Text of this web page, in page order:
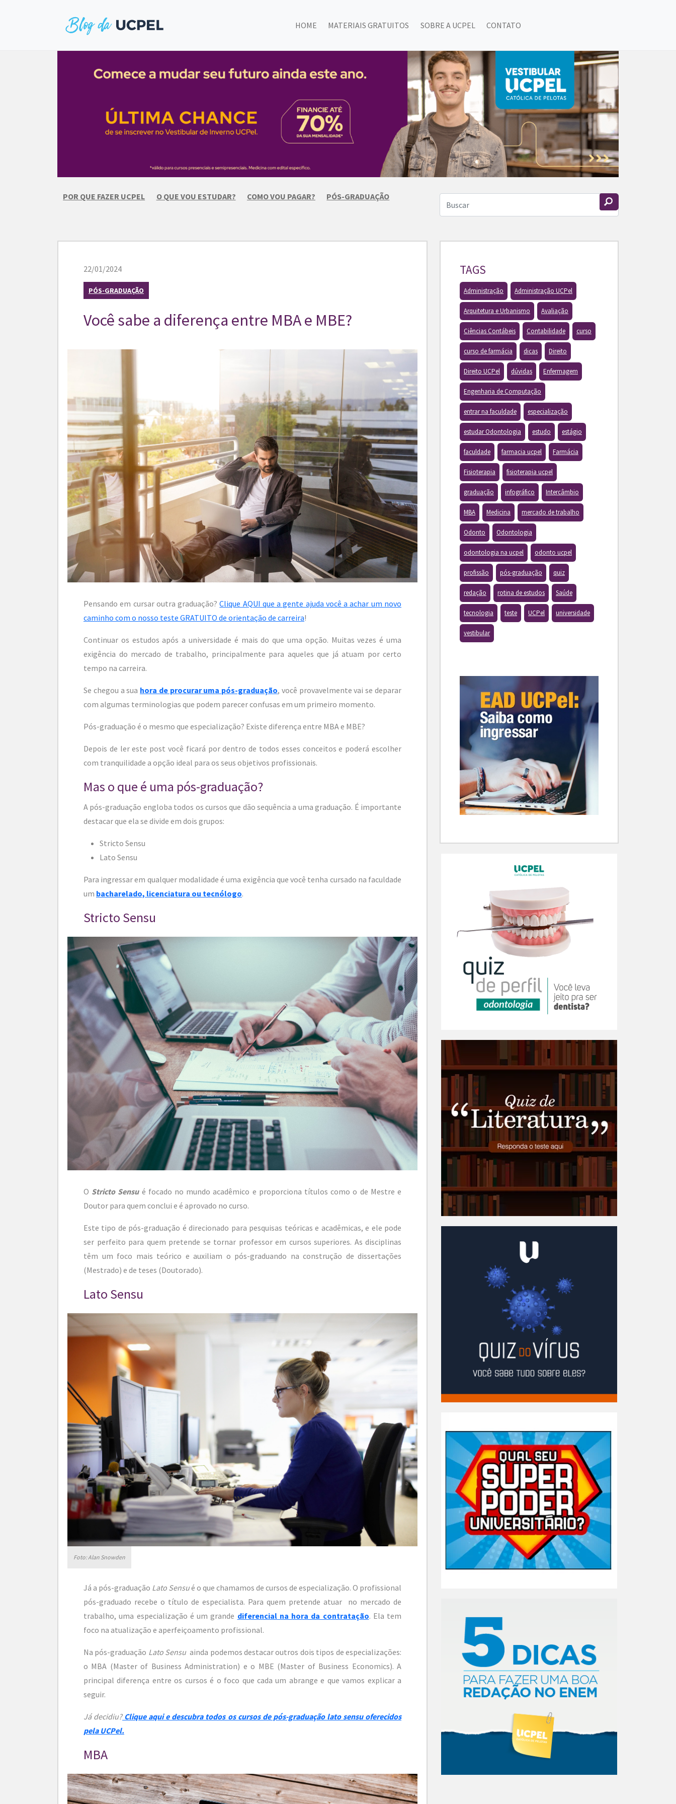
HOME MATERIAIS GRATUITOS SOBRE A UCPEL CONTATO
POR QUE FAZER UCPEL O QUE VOU ESTUDAR? COMO VOU PAGAR? PÓS-GRADUAÇÃO
22/01/2024
PÓS-GRADUAÇÃO
Você sabe a diferença entre MBA e MBE?
Pensando em cursar outra graduação?Clique AQUI que a gente ajuda você a achar um novo
caminho com o nosso teste GRATUITO de orientação de carreira!
Continuar os estudos após a universidade é mais do que uma opção. Muitas vezes é uma
exigência do mercado de trabalho, principalmente para aqueles que já atuam por certo
tempo na carreira.
Se chegou a sua hora de procurar uma pós-graduação, você provavelmente vai se deparar
com algumas terminologias que podem parecer confusas em um primeiro momento.
Pós-graduação é o mesmo que especialização? Existe diferença entre MBA e MBE?
Depois de ler este post você ficará por dentro de todos esses conceitos e poderá escolher
com tranquilidade a opção ideal para os seus objetivos profissionais.
Mas o que é uma pós-graduação?
A pós-graduação engloba todos os cursos que dão sequência a uma graduação. É importante
destacar que ela se divide em dois grupos:
Stricto Sensu
Lato Sensu
Para ingressar em qualquer modalidade é uma exigência que você tenha cursado na faculdade
um bacharelado, licenciatura ou tecnólogo.
Stricto Sensu
O Stricto Sensu é focado no mundo acadêmico e proporciona títulos como o de Mestre e
Doutor para quem conclui e é aprovado no curso.
Este tipo de pós-graduação é direcionado para pesquisas teóricas e acadêmicas, e ele pode
ser perfeito para quem pretende se tornar professor em cursos superiores. As disciplinas
têm um foco mais teórico e auxiliam o pós-graduando na construção de dissertações
(Mestrado) e de teses (Doutorado).
Lato Sensu
Foto: Alan Snowden
Já a pós-graduação Lato Sensué o que chamamos de cursos de especialização. O profissional
pós-graduado recebe o título de especialista. Para quem pretende atuar no mercado de
trabalho, uma especialização é um grande diferencial na hora da contratação. Ela tem
foco na atualização e aperfeiçoamento profissional.
Na pós-graduação Lato Sensu ainda podemos destacar outros dois tipos de especializações:
o MBA (Master of Business Administration) e o MBE (Master of Business Economics). A
principal diferença entre os cursos é o foco que cada um abrange e que vamos explicar a
seguir.
Já decidiu?Clique aqui e descubra todos os cursos de pós-graduação lato sensu oferecidos
pela UCPel.
MBA
TAGS
Administração Administração UCPel
Arquitetura e Urbanismo Avaliação
Ciências Contábeis Contabilidade curso
curso de farmácia dicas Direito
Direito UCPel dúvidas Enfermagem
Engenharia de Computação
entrar na faculdade especialização
estudar Odontologia estudo estágio
faculdade farmacia ucpel Farmácia
Fisioterapia fisioterapia ucpel
graduação infográfico Intercâmbio
MBA Medicina mercado de trabalho
Odonto Odontologia
odontologia na ucpel odonto ucpel
profissão pós-graduação quiz
redação rotina de estudos Saúde
tecnologia teste UCPel universidade
vestibular